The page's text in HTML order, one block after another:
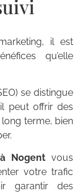
il est
qu’elle
se distingue
peut offrir des
terme, bien
Nogentvous
votre trafic
garantir des